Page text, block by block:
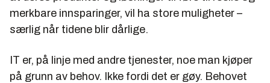
merkbare innsparinger, vil ha store muligheter –
særlig når tidene blir dårlige.
IT er, på linje med andre tjenester, noe man kjøper
på grunn av behov. Ikke fordi det er gøy. Behovet